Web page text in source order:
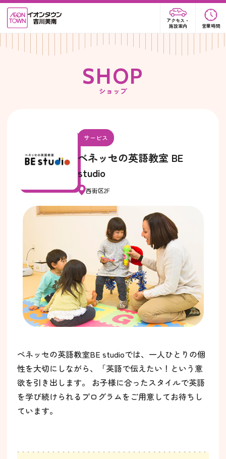
アクセス・
施設案内
営業時間
SHOP
ショップ
サービス
ベネッセの英語教室 BE
studio
西街区2F
ベネッセの英語教室BE studioでは、一人ひとりの個
性を大切にしながら、「英語で伝えたい！という意
欲を引き出します。 お子様に合ったスタイルで英語
を学び続けられるプログラムをご用意してお待ちし
ています。